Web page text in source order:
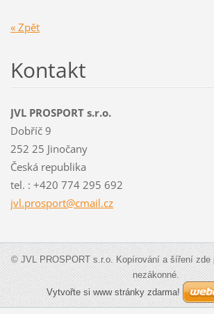
« Zpět
Kontakt
JVL PROSPORT s.r.o.
Dobříč 9
252 25 Jinočany
Česká republika
tel. : +420 774 295 692
jvl.prosport@cmail.cz
© JVL PROSPORT s.r.o. Kopírování a šíření zde
nezákonné.
Vytvořte si www stránky zdarma!